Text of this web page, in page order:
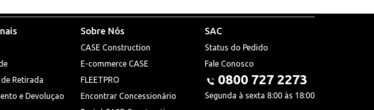
Retirada
e Devoluçao
Sobre Nós
CASE Construction
E-commerce CASE
FLEETPRO
Encontrar Concessionário
SAC
Status do Pedido
Fale Conosco
0800 727 2273
Segunda à sexta 8:00 às 18:00